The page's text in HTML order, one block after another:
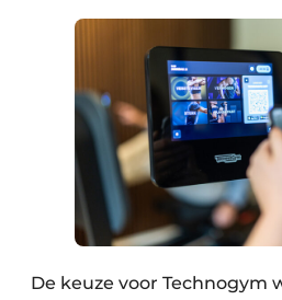
De keuze voor Technogym